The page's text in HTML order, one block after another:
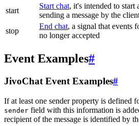
start
Start chat, it's intended to start
sending a message by the
stop
End chat, a signal that events
no longer accepted
Event Examples#
JivoChat Event Examples#
If at least one sender property is defined
sender field with this information is
recipient of the message is identified by